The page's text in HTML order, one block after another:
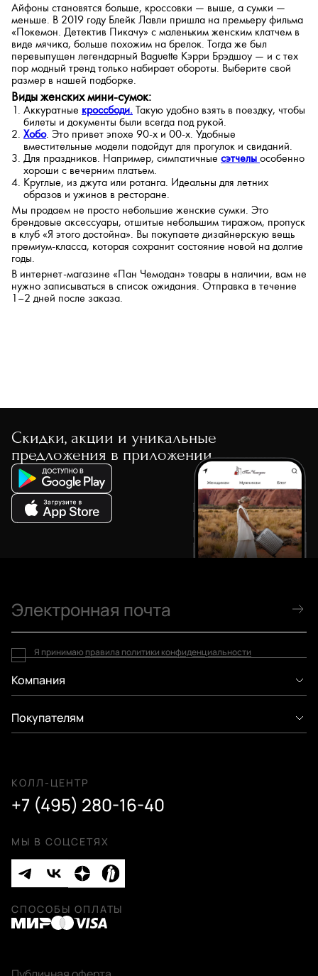
Айфоны становятся больше, кроссовки — выше, а сумки —
меньше. В 2019 году Блейк Лавли пришла на премьеру фильма
«Покемон. Детектив Пикачу» с маленьким женским клатчем в
виде мячика, больше похожим на брелок. Тогда же был
перевыпущен легендарный Baguette Кэрри Брэдшоу — и с тех
пор модный тренд только набирает обороты. Выберите свой
размер в нашей подборке.
Виды женских мини-сумок:
Аккуратные кроссбоди. Такую удобно взять в поездку, чтобы
билеты и документы были всегда под рукой.
Хобо. Это привет эпохе 90-х и 00-х. Удобные
вместительные модели подойдут для прогулок и свиданий.
Для праздников. Например, симпатичные сэтчелы особенно
хороши с вечерним платьем.
Круглые, из джута или ротанга. Идеальны для летних
образов и ужинов в ресторане.
Мы продаем не просто небольшие женские сумки. Это
брендовые аксессуары, отшитые небольшим тиражом, пропуск
в клуб «Я этого достойна». Вы покупаете дизайнерскую вещь
премиум-класса, которая сохранит состояние новой на долгие
годы.
В интернет-магазине «Пан Чемодан» товары в наличии, вам не
нужно записываться в список ожидания. Отправка в течение
1–2 дней после заказа.
Скидки, акции и уникальные
предложения в приложении
Компания
Покупателям
КОЛЛ-ЦЕНТР
+7 (495) 280-16-40
МЫ В СОЦСЕТЯХ
Я принимаю правила политики конфиденциальности
СПОСОБЫ ОПЛАТЫ